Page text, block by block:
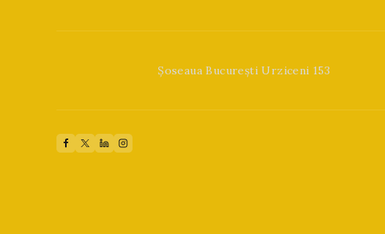
Șoseaua București Urziceni 153